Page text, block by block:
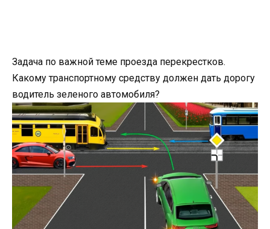
Задача по важной теме проезда перекрестков.
Какому транспортному средству должен дать дорогу
водитель зеленого автомобиля?